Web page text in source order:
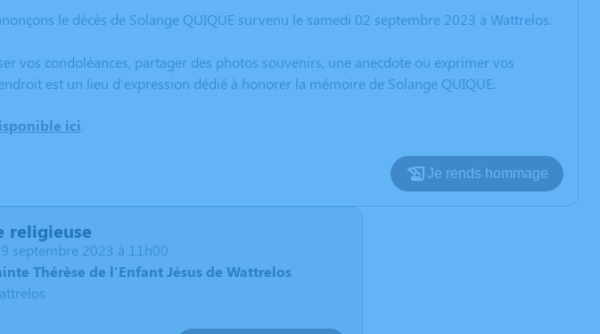
le décès de Solange QUIQUE survenu le samedi 02 septembre 2023 à Wattrelos.
vos condoléances, partager des photos souvenirs, une anecdote ou exprimer vos
est un lieu d'expression dédié à honorer la mémoire de Solange QUIQUE.
ici.
Je rends hommage
religieuse
septembre 2023 à 11h00
Thérèse de l'Enfant Jésus de Wattrelos